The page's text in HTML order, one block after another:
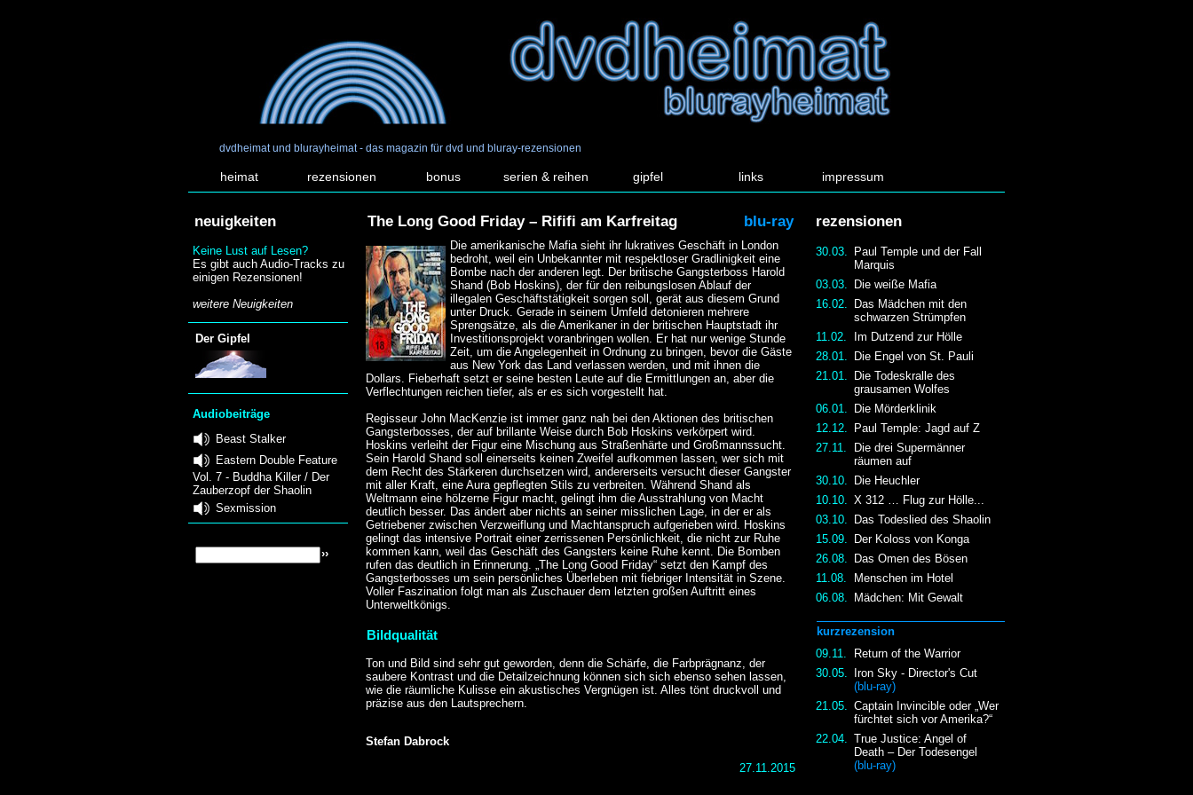
dvdheimat und blurayheimat - das magazin für dvd und bluray-rezensionen
heimat rezensionen bonus serien & reihen gipfel links impressum
neuigkeiten
Keine Lust auf Lesen?
Es gibt auch Audio-Tracks zu
einigen Rezensionen!
weitere Neuigkeiten
Der Gipfel
Audiobeiträge
Beast Stalker
Eastern Double Feature
Vol. 7 - Buddha Killer / Der
Zauberzopf der Shaolin
Sexmission
rezensionen
30.03.
Paul Temple und der Fall
Marquis
03.03.
Die weiße Mafia
16.02.
Das Mädchen mit den
schwarzen Strümpfen
11.02.
Im Dutzend zur Hölle
28.01.
Die Engel von St. Pauli
21.01.
Die Todeskralle des
grausamen Wolfes
06.01.
Die Mörderklinik
12.12.
Paul Temple: Jagd auf Z
27.11.
Die drei Supermänner
räumen auf
30.10.
Die Heuchler
10.10.
X 312 … Flug zur Hölle...
03.10.
Das Todeslied des Shaolin
15.09.
Der Koloss von Konga
26.08.
Das Omen des Bösen
11.08.
Menschen im Hotel
06.08.
Mädchen: Mit Gewalt
kurzrezension
09.11.
Return of the Warrior
30.05.
Iron Sky - Director's Cut
(blu-ray)
21.05.
Captain Invincible oder „Wer
fürchtet sich vor Amerika?“
22.04.
True Justice: Angel of
Death – Der Todesengel
(blu-ray)
blu-ray
The Long Good Friday – Rififi am Karfreitag
Die amerikanische Mafia sieht ihr lukratives Geschäft in London
bedroht, weil ein Unbekannter mit respektloser Gradlinigkeit eine
Bombe nach der anderen legt. Der britische Gangsterboss Harold
Shand (Bob Hoskins), der für den reibungslosen Ablauf der
illegalen Geschäftstätigkeit sorgen soll, gerät aus diesem Grund
unter Druck. Gerade in seinem Umfeld detonieren mehrere
Sprengsätze, als die Amerikaner in der britischen Hauptstadt ihr
Investitionsprojekt voranbringen wollen. Er hat nur wenige Stunde
Zeit, um die Angelegenheit in Ordnung zu bringen, bevor die Gäste
aus New York das Land verlassen werden, und mit ihnen die
Dollars. Fieberhaft setzt er seine besten Leute auf die Ermittlungen an, aber die
Verflechtungen reichen tiefer, als er es sich vorgestellt hat.
Regisseur John MacKenzie ist immer ganz nah bei den Aktionen des britischen
Gangsterbosses, der auf brillante Weise durch Bob Hoskins verkörpert wird.
Hoskins verleiht der Figur eine Mischung aus Straßenhärte und Großmannssucht.
Sein Harold Shand soll einerseits keinen Zweifel aufkommen lassen, wer sich mit
dem Recht des Stärkeren durchsetzen wird, andererseits versucht dieser Gangster
mit aller Kraft, eine Aura gepflegten Stils zu verbreiten. Während Shand als
Weltmann eine hölzerne Figur macht, gelingt ihm die Ausstrahlung von Macht
deutlich besser. Das ändert aber nichts an seiner misslichen Lage, in der er als
Getriebener zwischen Verzweiflung und Machtanspruch aufgerieben wird. Hoskins
gelingt das intensive Portrait einer zerrissenen Persönlichkeit, die nicht zur Ruhe
kommen kann, weil das Geschäft des Gangsters keine Ruhe kennt. Die Bomben
rufen das deutlich in Erinnerung. „The Long Good Friday“ setzt den Kampf des
Gangsterbosses um sein persönliches Überleben mit fiebriger Intensität in Szene.
Voller Faszination folgt man als Zuschauer dem letzten großen Auftritt eines
Unterweltkönigs.
Bildqualität
Ton und Bild sind sehr gut geworden, denn die Schärfe, die Farbprägnanz, der
saubere Kontrast und die Detailzeichnung können sich sich ebenso sehen lassen,
wie die räumliche Kulisse ein akustisches Vergnügen ist. Alles tönt druckvoll und
präzise aus den Lautsprechern.
Stefan Dabrock
27.11.2015